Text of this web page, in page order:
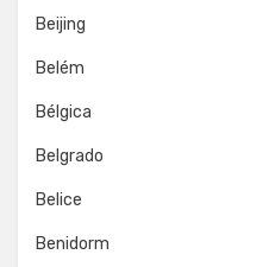
Beijing
Belém
Bélgica
Belgrado
Belice
Benidorm